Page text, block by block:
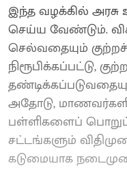
இந்த வழக்கில் அரசு
செய்ய வேண்டும்.
செல்வதையும்
நிரூபிக்கப்பட்டு,
அதோடு,
பள்ளிகளைப்
சட்டங்களும்
கடுமையாக